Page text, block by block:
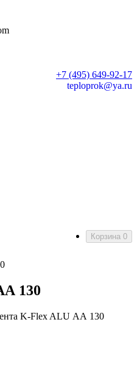
+7 (495) 649-92-17
teploprok@ya.ru
Корзина 0
130
K-Flex ALU АА 130